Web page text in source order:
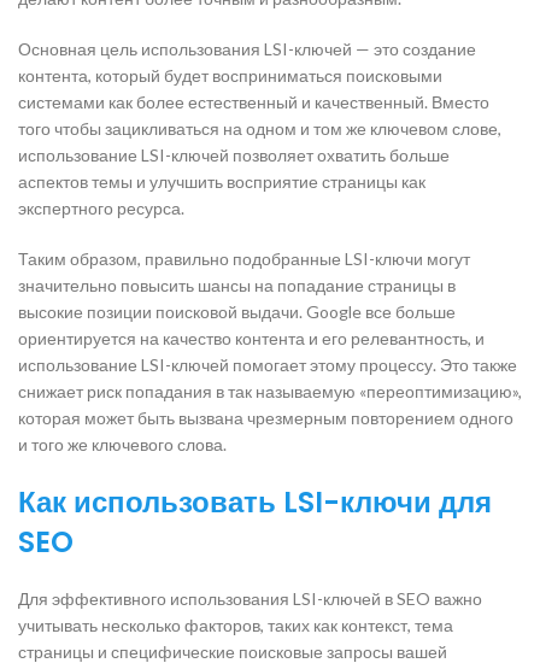
Основная цель использования LSI-ключей — это создание
контента, который будет восприниматься поисковыми
системами как более естественный и качественный. Вместо
того чтобы зацикливаться на одном и том же ключевом слове,
использование LSI-ключей позволяет охватить больше
аспектов темы и улучшить восприятие страницы как
экспертного ресурса.
Таким образом, правильно подобранные LSI-ключи могут
значительно повысить шансы на попадание страницы в
высокие позиции поисковой выдачи. Google все больше
ориентируется на качество контента и его релевантность, и
использование LSI-ключей помогает этому процессу. Это также
снижает риск попадания в так называемую «переоптимизацию»,
которая может быть вызвана чрезмерным повторением одного
и того же ключевого слова.
Как использовать LSI-ключи для
SEO
Для эффективного использования LSI-ключей в SEO важно
учитывать несколько факторов, таких как контекст, тема
страницы и специфические поисковые запросы вашей